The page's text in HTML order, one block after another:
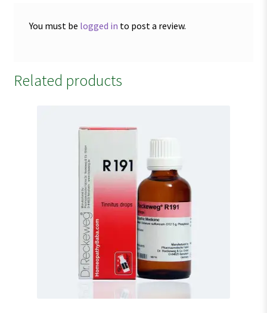
You must be logged in to post a review.
Related products